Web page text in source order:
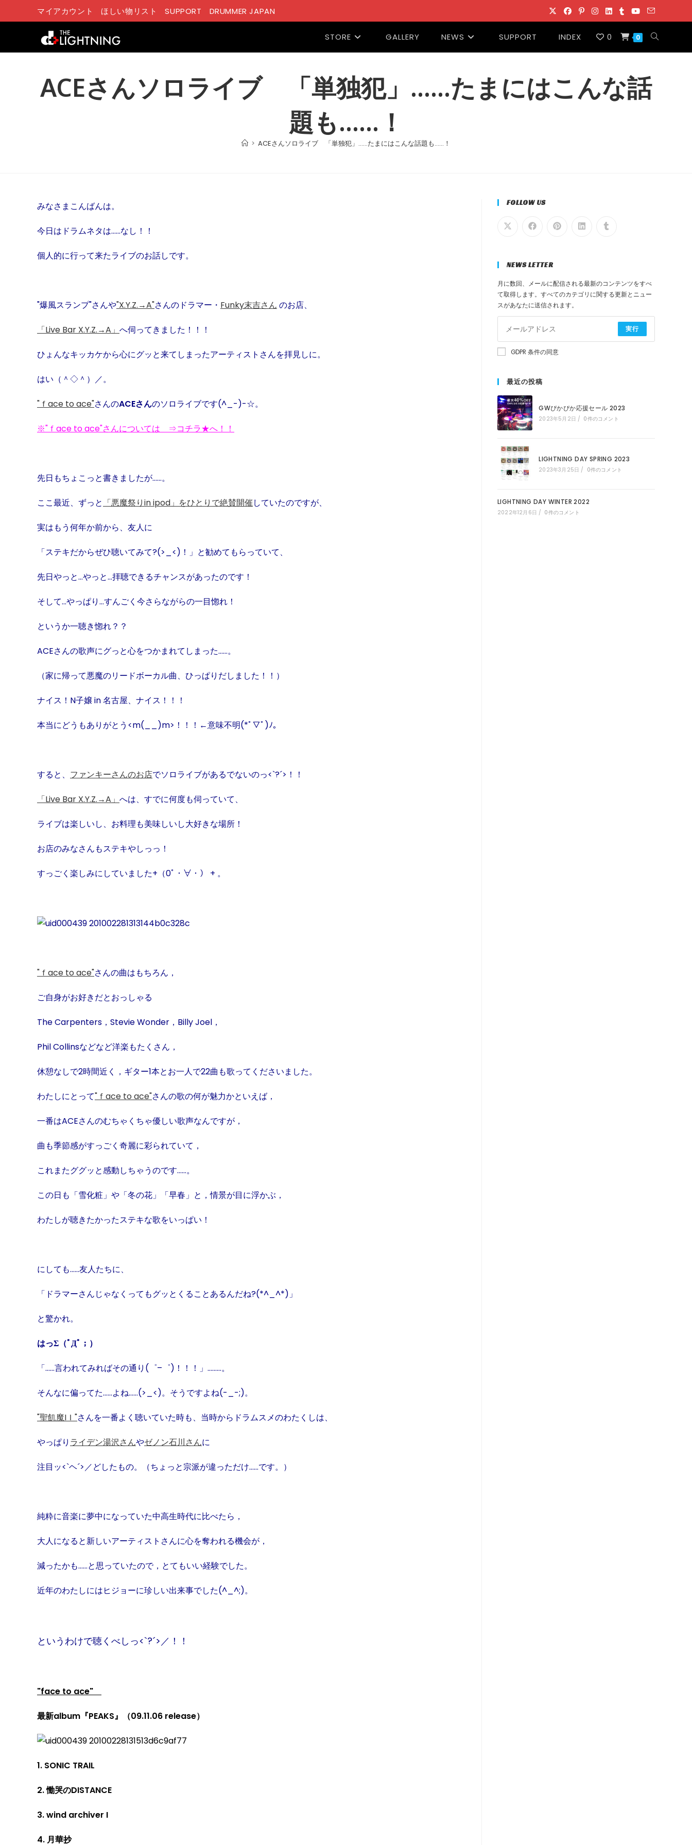
マイアカウント ほしい物リスト SUPPORT DRUMMER JAPAN
STORE GALLERY NEWS SUPPORT INDEX 0 0 ウ
ブ
索
を
ACEさんソロライブ 「単独犯」……たまにはこんな話
題も……！
> ACEさんソロライブ 「単独犯」……たまにはこんな話題も……！
みなさまこんばんは。
今日はドラムネタは……なし！！
個人的に行って来たライブのお話しです。
"爆風スランプ"さんや"X.Y.Z.→A"さんのドラマー・ Funky末吉さん のお店、
「Live Bar X.Y.Z.→A 」 へ伺ってきました！！！
ひょんなキッカケから心にグッと来てしまったアーティストさんを拝見しに。
はい（＾◇＾）／。
" ｆ ace to ace"さんのACEさんのソロライブです(^_-)-☆。
※" ｆ ace to ace"さんについては ⇒コチラ★へ！！
先日もちょこっと書きましたが……。
ここ最近、ずっと 「悪魔祭りin ipod 」をひとりで絶賛開催していたのですが、
実はもう何年か前から、友人に
「ステキだからぜひ聴いてみて?(>_<) ！」と勧めてもらっていて、
先日やっと…やっと…拝聴できるチャンスがあったのです！
そして…やっぱり…すんごく今さらながらの一目惚れ！
というか一聴き惚れ？？
ACEさんの歌声にグっと心をつかまれてしまった……。
（家に帰って悪魔のリードボーカル曲、ひっぱりだしました！！）
ナイス！ N子嬢in名古屋、ナイス！！！
本当にどうもありがとう <m(__)m> ！！！←意味不明(*ﾟ▽ﾟ)ﾉ。
すると、 ファンキーさんのお店でソロライブがあるでないのっ<`?´> ！！
「Live Bar X.Y.Z.→A 」 へは、すでに何度も伺っていて、
ライブは楽しいし、お料理も美味しいし大好きな場所！
お店のみなさんもステキやしっっ！
すっごく楽しみにしていました+ （0ﾟ・∀・） + 。
" ｆ ace to ace"さんの曲はもちろん，
ご自身がお好きだとおっしゃる
The Carpenters， Stevie Wonder，Billy Joel，
Phil Collinsなどなど洋楽もたくさん，
休憩なしで2時間近く，ギター1本とお一人で22曲も歌ってくださいました。
わたしにとって" ｆ ace to ace"さんの歌の何が魅力かといえば，
一番はACEさんのむちゃくちゃ優しい歌声なんですが，
曲も季節感がすっごく奇麗に彩られていて，
これまたググッと感動しちゃうのです……。
この日も「雪化粧」や「冬の花」「早春」と，情景が目に浮かぶ，
わたしが聴きたかったステキな歌をいっぱい！
にしても……友人たちに、
「ドラマーさんじゃなくってもグッとくることあるんだね?(*^_^*)」
と驚かれ。
はっΣ（ﾟДﾟ；）
「……言われてみればその通り ( ゜– ゜) ！！！」………。
そんなに偏ってた……よね……(>_<)。そうですよね(-_-;)。
"聖飢魔I Ｉ "さんを一番よく聴いていた時も、当時からドラムスメのわたくしは、
やっぱり ライデン湯沢さんやゼノン石川さんに
注目ッ<`ヘ´>／どしたもの。（ちょっと宗派が違っただけ……です。）
純粋に音楽に夢中になっていた中高生時代に比べたら，
大人になると新しいアーティストさんに心を奪われる機会が，
減ったかも……と思っていたので，とてもいい経験でした。
近年のわたしにはヒジョーに珍しい出来事でした(^_^;)。
というわけで聴くべしっ<`?´> ／！！
"face to ace"
最新album 『PEAKS』（09.11.06 release）
1. SONIC TRAIL
2.慟哭のDISTANCE
3. wind archiver I
4.月華抄
FOLLOW US
NEWS LETTER
月に数回、メールに配信される最新のコンテンツをすべ
て取得します。すべてのカテゴリに関する更新とニュー
スがあなたに送信されます。
実行
GDPR 条件の同意
最近の投稿
GWぴかぴか応援セール 2023
2023年5月2日 / 0件のコメント
LIGHTNING DAY SPRING 2023
2023年3月25日 / 0件のコメント
LIGHTNING DAY WINTER 2022
2022年12月6日 / 0件のコメント